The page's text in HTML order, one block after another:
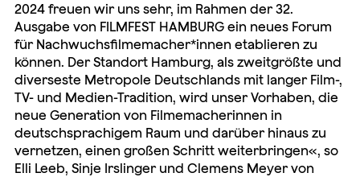
2024 freuen wir uns sehr, im Rahmen der 32.
Ausgabe von FILMFEST HAMBURG ein neues Forum
für Nachwuchsfilmemacher*innen etablieren zu
können. Der Standort Hamburg, als zweitgrößte und
diverseste Metropole Deutschlands mit langer Film-,
TV- und Medien-Tradition, wird unser Vorhaben, die
neue Generation von Filmemacherinnen in
deutschsprachigem Raum und darüber hinaus zu
vernetzen, einen großen Schritt weiterbringen«, so
Elli Leeb, Sinje Irslinger und Clemens Meyer von